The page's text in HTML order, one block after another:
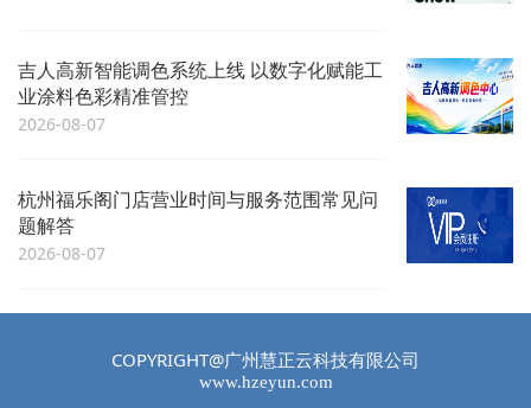
吉人高新智能调色系统上线 以数字化赋能工
业涂料色彩精准管控
2026-08-07
杭州福乐阁门店营业时间与服务范围常见问
题解答
2026-08-07
COPYRIGHT@广州慧正云科技有限公司
www.hzeyun.com